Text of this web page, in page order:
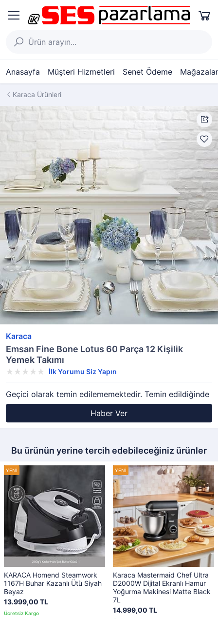
Anasayfa Müşteri Hizmetleri Senet Ödeme
Karaca Ürünleri
Karaca
Emsan Fine Bone Lotus 60 Parça 12 Kişilik
Yemek Takımı
İlk Yorumu Siz Yapın
Geçici olarak temin edilememektedir. Temin edildiğinde
Haber Ver
Bu ürünün yerine tercih edebileceğiniz ürünler
KARACA Homend Steamwork
1167H Buhar Kazanlı Ütü Siyah
Beyaz
13.999,00 TL
Karaca Mastermaid Chef Ultra
D2000W Dijital Ekranlı Hamur
Yoğurma Makinesi Matte Black
7L
14.999,00 TL